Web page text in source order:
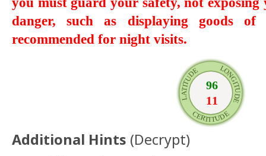
danger, such as displaying goods
recommended for night visits.
Additional Hints (Decrypt)